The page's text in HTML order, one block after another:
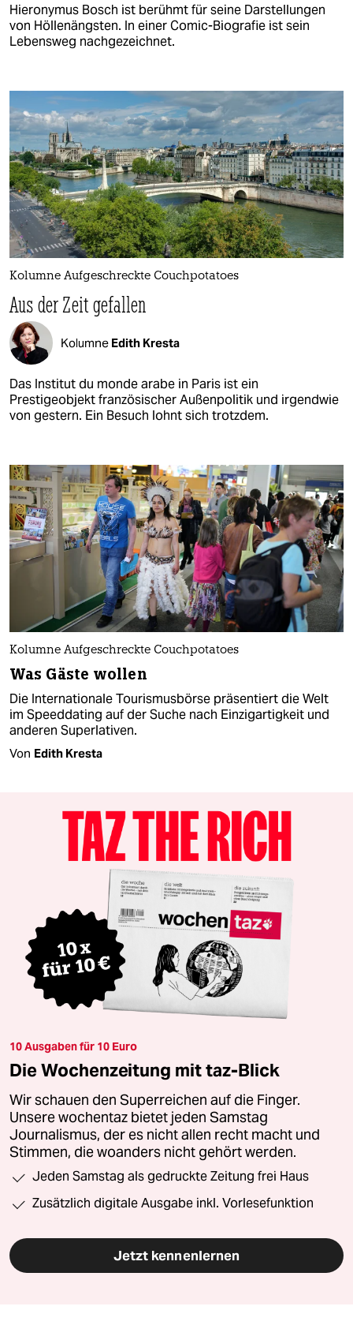
Hieronymus Bosch ist berühmt für seine Darstellungen
von Höllenängsten. In einer Comic-Biografie ist sein
Lebensweg nachgezeichnet.
Kolumne Aufgeschreckte Couchpotatoes
Aus der Zeit gefallen
Kolumne Edith Kresta
Das Institut du monde arabe in Paris ist ein
Prestigeobjekt französischer Außenpolitik und irgendwie
von gestern. Ein Besuch lohnt sich trotzdem.
Kolumne Aufgeschreckte Couchpotatoes
Was Gäste wollen
Die Internationale Tourismusbörse präsentiert die Welt
im Speeddating auf der Suche nach Einzigartigkeit und
anderen Superlativen.
Von Edith Kresta
10 Ausgaben für 10 Euro
Die Wochenzeitung mit taz-Blick
Wir schauen den Superreichen auf die Finger.
Unsere wochentaz bietet jeden Samstag
Journalismus, der es nicht allen recht macht und
Stimmen, die woanders nicht gehört werden.
Jeden Samstag als gedruckte Zeitung frei Haus
Zusätzlich digitale Ausgabe inkl. Vorlesefunktion
Jetzt kennenlernen